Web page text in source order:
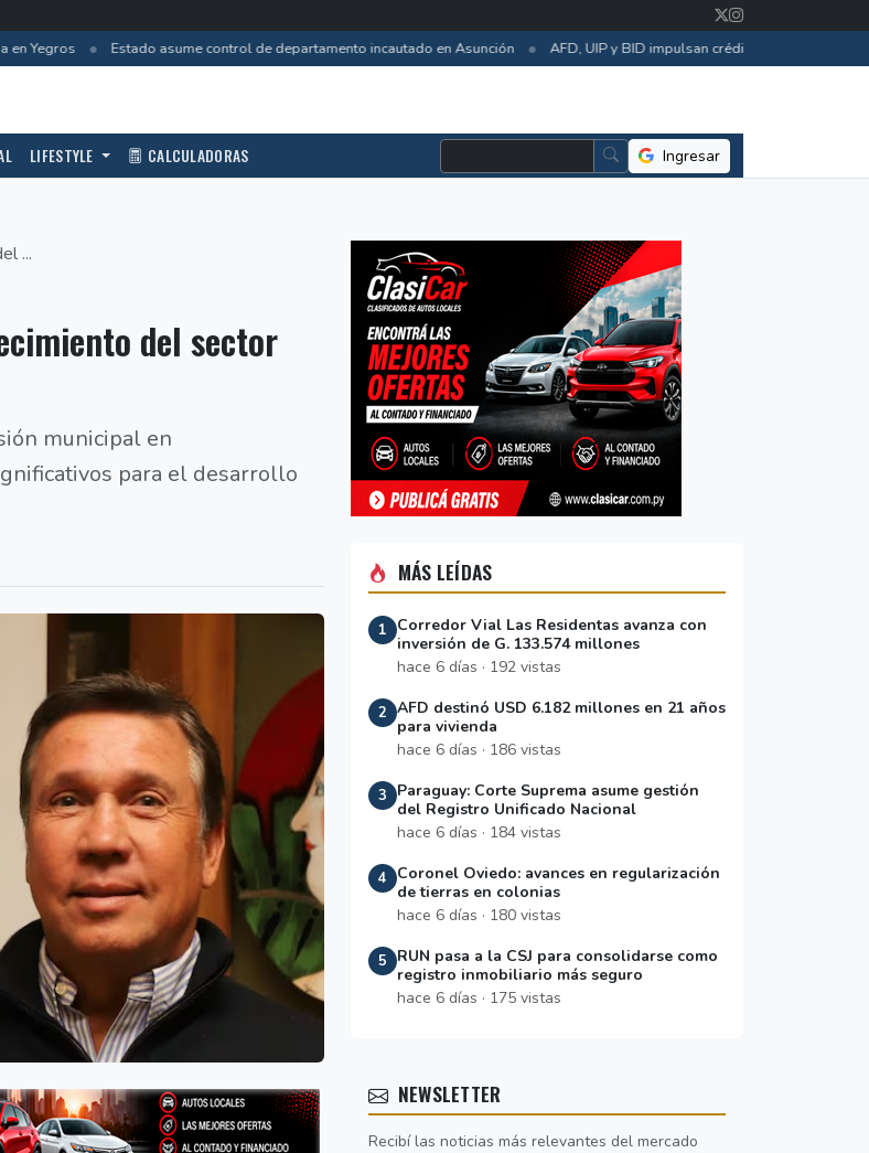
Yegros • Estado asume control de departamento incautado en Asunción • AFD, UIP y BID impulsan créditos para eficiencia
LIFESTYLE CALCULADORAS Ingresar
...
del sector
municipal en
para el desarrollo
MÁS LEÍDAS
1
Corredor Vial Las Residentas avanza con
inversión de G. 133.574 millones
hace 6 días · 192 vistas
2 AFD destinó USD 6.182 millones en 21 años
para vivienda
hace 6 días · 186 vistas
3
Paraguay: Corte Suprema asume gestión
del Registro Unificado Nacional
hace 6 días · 184 vistas
4
Coronel Oviedo: avances en regularización
de tierras en colonias
hace 6 días · 180 vistas
5
RUN pasa a la CSJ para consolidarse como
registro inmobiliario más seguro
hace 6 días · 175 vistas
NEWSLETTER
Recibí las noticias más relevantes del mercado